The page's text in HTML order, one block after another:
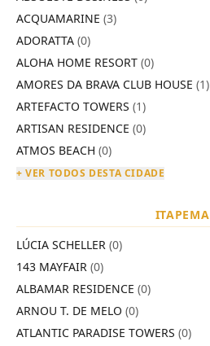
ACQUAMARINE (3)
ADORATTA (0)
ALOHA HOME RESORT (0)
AMORES DA BRAVA CLUB HOUSE (1)
ARTEFACTO TOWERS (1)
ARTISAN RESIDENCE (0)
ATMOS BEACH (0)
+ VER TODOS DESTA CIDADE
ITAPEMA
LÚCIA SCHELLER (0)
143 MAYFAIR (0)
ALBAMAR RESIDENCE (0)
ARNOU T. DE MELO (0)
ATLANTIC PARADISE TOWERS (0)